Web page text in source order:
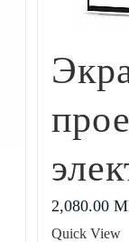
2,080.00
Quick View